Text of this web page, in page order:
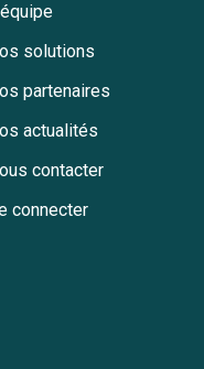
solutions
partenaires
actualités
contacter
connecter